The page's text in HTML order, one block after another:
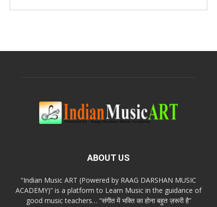
ABOUT US
“Indian Music ART (Powered by RAAG DARSHAN MUSIC
ACADEMY)” is a platform to Learn Music in the guidance of
good music teachers… “संगीत में भक्ति का होना बहुत ज़रूरी है”